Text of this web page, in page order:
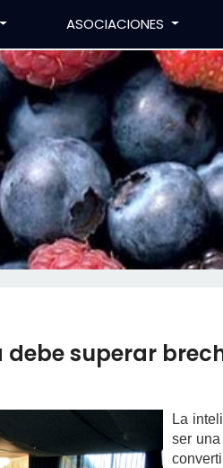
ASOCIACIONES
debe superar
La
ser